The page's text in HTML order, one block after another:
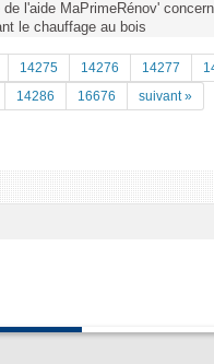
l'aide MaPrimeRénov'
le chauffage au bois
14275 14276 14277
14286 16676 suivant »